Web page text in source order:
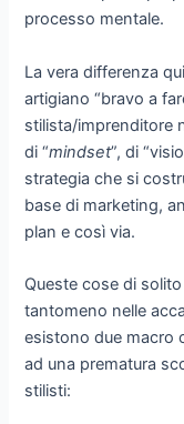
processo mentale.
La vera differenza
artigiano “bravo a
stilista/imprenditore
di “mindset”, di
strategia che si
base di marketing,
plan e così via.
Queste cose di
tantomeno nelle
esistono due macro
ad una prematura
stilisti: